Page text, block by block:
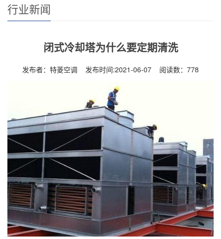
行业新闻
闭式冷却塔为什么要定期清洗
发布者：特菱空调 发布时间:2021-06-07 阅读数： 778